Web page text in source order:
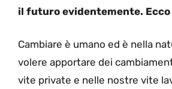
il futuro evidentemente. Ecco
Cambiare è umano ed è nella
volere apportare dei
vite private e nelle nostre vite